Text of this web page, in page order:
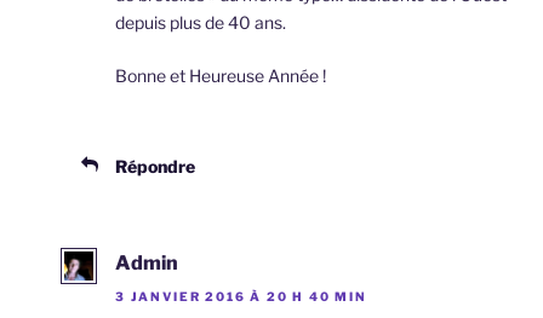
depuis plus de 40 ans.
Bonne et Heureuse Année !
Répondre
Admin
3 JANVIER 2016 À 20 H 40 MIN